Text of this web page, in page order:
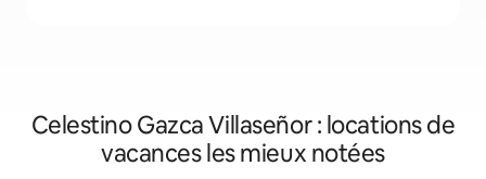
Celestino Gazca Villaseñor : locations de
vacances les mieux notées